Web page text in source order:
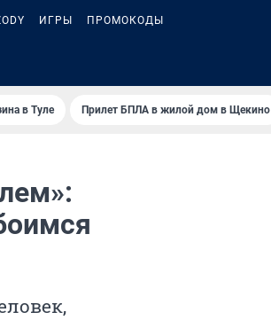
ИГРЫ ПРОМОКОДЫ
в Туле Прилет БПЛА в жилой дом в Щекино